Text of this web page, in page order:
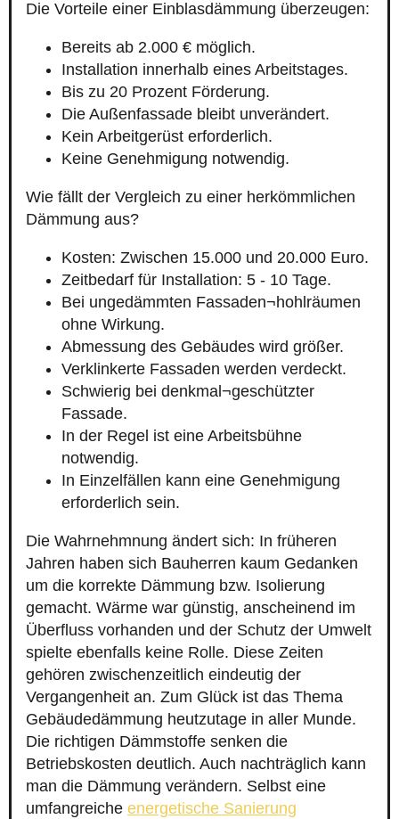
Die Vorteile einer Einblasdämmung überzeugen:
Bereits ab 2.000 € möglich.
Installation innerhalb eines Arbeitstages.
Bis zu 20 Prozent Förderung.
Die Außenfassade bleibt unverändert.
Kein Arbeitgerüst erforderlich.
Keine Genehmigung notwendig.
Wie fällt der Vergleich zu einer herkömmlichen
Dämmung aus?
Kosten: Zwischen 15.000 und 20.000 Euro.
Zeitbedarf für Installation: 5 - 10 Tage.
Bei ungedämmten Fassaden¬hohlräumen
ohne Wirkung.
Abmessung des Gebäudes wird größer.
Verklinkerte Fassaden werden verdeckt.
Schwierig bei denkmal¬geschützter
Fassade.
In der Regel ist eine Arbeitsbühne
notwendig.
In Einzelfällen kann eine Genehmigung
erforderlich sein.
Die Wahrnehmnung ändert sich: In früheren
Jahren haben sich Bauherren kaum Gedanken
um die korrekte Dämmung bzw. Isolierung
gemacht. Wärme war günstig, anscheinend im
Überfluss vorhanden und der Schutz der Umwelt
spielte ebenfalls keine Rolle. Diese Zeiten
gehören zwischenzeitlich eindeutig der
Vergangenheit an. Zum Glück ist das Thema
Gebäudedämmung heutzutage in aller Munde.
Die richtigen Dämmstoffe senken die
Betriebskosten deutlich. Auch nachträglich kann
man die Dämmung verändern. Selbst eine
umfangreiche energetische Sanierung